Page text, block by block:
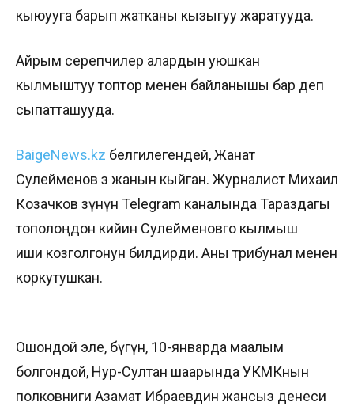
кыюууга барып жатканы кызыгуу жаратууда.
Айрым серепчилер алардын уюшкан
кылмыштуу топтор менен байланышы бар деп
сыпатташууда.
ВaigeNews.kz белгилегендей, Жанат
Сулейменов өз жанын кыйган. Журналист Михаил
Козачков өзүнүн Telegram каналында Тараздагы
тополоңдон кийин Сулейменовго кылмыш
иши козголгонун билдирди. Аны трибунал менен
коркутушкан.
Ошондой эле, бүгүн, 10-январда маалым
болгондой, Нур-Султан шаарында УКМКнын
полковниги Азамат Ибраевдин жансыз денеси